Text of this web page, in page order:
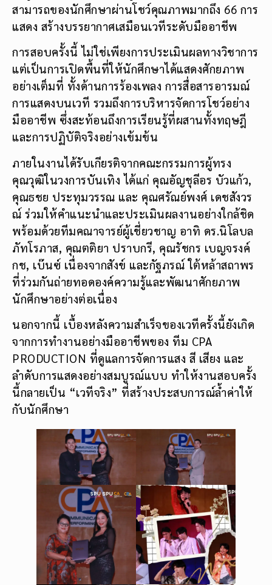
สามารถของนักศึกษาผ่านโชว์คุณภาพมากถึง 66 การ
แสดง สร้างบรรยากาศเสมือนเวทีระดับมืออาชีพ
การสอบครั้งนี้ ไม่ใช่เพียงการประเมินผลทางวิชาการ
แต่เป็นการเปิดพื้นที่ให้นักศึกษาได้แสดงศักยภาพ
อย่างเต็มที่ ทั้งด้านการร้องเพลง การสื่อสารอารมณ์
การแสดงบนเวที รวมถึงการบริหารจัดการโชว์อย่าง
มืออาชีพ ซึ่งสะท้อนถึงการเรียนรู้ที่ผสานทั้งทฤษฎี
และการปฏิบัติจริงอย่างเข้มข้น
ภายในงานได้รับเกียรติจากคณะกรรมการผู้ทรง
คุณวุฒิในวงการบันเทิง ได้แก่ คุณอัญชุลีอร บัวแก้ว,
คุณธชย ประทุมวรรณ และ คุณศรัณย์พงศ์ เดชสังวร
ณ์ ร่วมให้คำแนะนำและประเมินผลงานอย่างใกล้ชิด
พร้อมด้วยทีมคณาจารย์ผู้เชี่ยวชาญ อาทิ ดร.นิโลบล
ภัทโรภาส, คุณตติยา ปราบกรี, คุณรัชกร เบญจรงค์
กช, เบ๊นซ์ เนื่องจากสังข์ และกัฐภรณ์ ใต้หล้าสถาพร
ที่ร่วมกันถ่ายทอดองค์ความรู้และพัฒนาศักยภาพ
นักศึกษาอย่างต่อเนื่อง
นอกจากนี้ เบื้องหลังความสำเร็จของเวทีครั้งนี้ยังเกิด
จากการทำงานอย่างมืออาชีพของ ทีม CPA
PRODUCTION ที่ดูแลการจัดการแสง สี เสียง และ
ลำดับการแสดงอย่างสมบูรณ์แบบ ทำให้งานสอบครั้ง
นี้กลายเป็น “เวทีจริง” ที่สร้างประสบการณ์ล้ำค่าให้
กับนักศึกษา